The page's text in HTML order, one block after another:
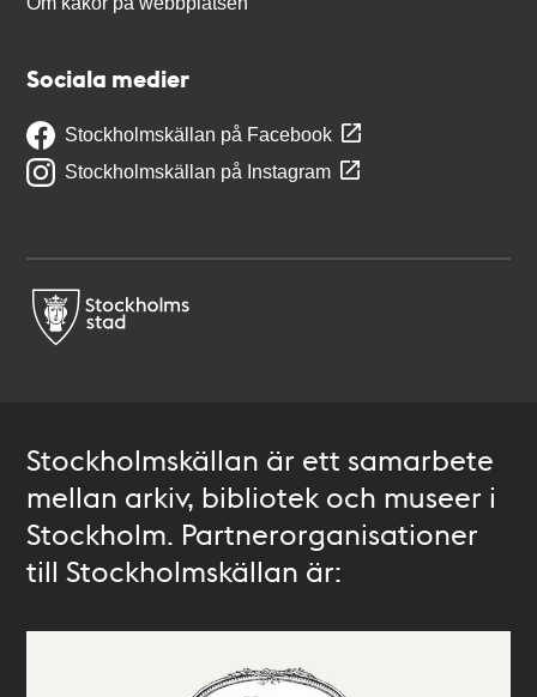
Sociala medier
Stockholmskällan på Facebook
Stockholmskällan på Instagram
Stockholmskällan är ett samarbete
mellan arkiv, bibliotek och museer i
Stockholm. Partnerorganisationer
till Stockholmskällan är: